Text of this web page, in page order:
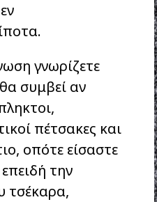
γνωρίζετε
συμβεί αν
πέτσακες και
οπότε είσαστε
την
τσέκαρα,